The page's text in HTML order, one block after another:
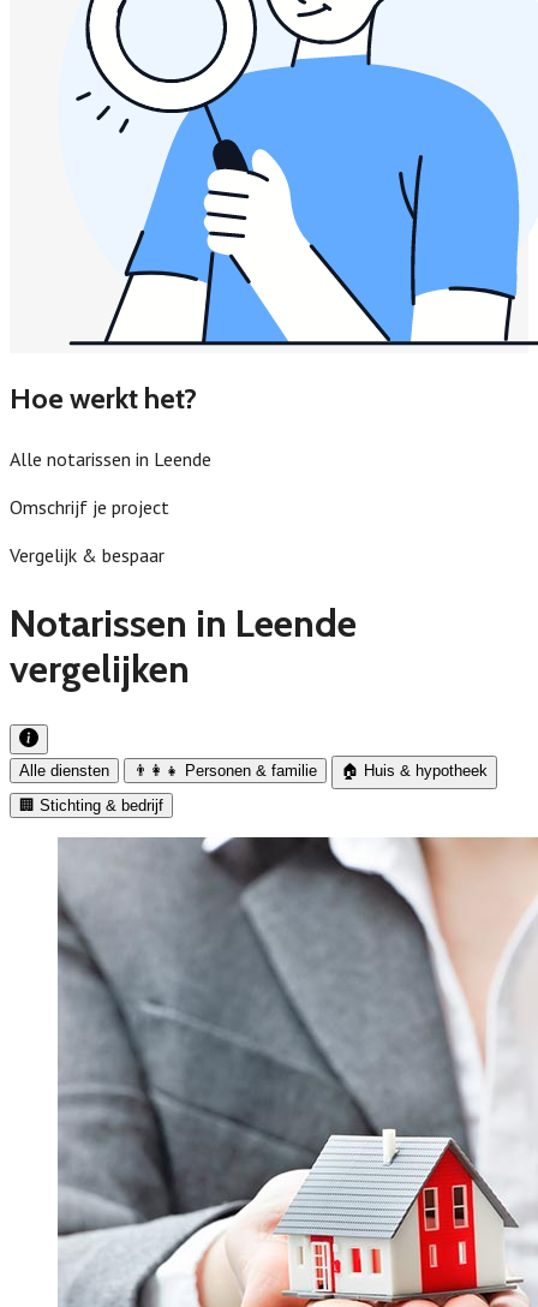
Hoe werkt het?
Alle notarissen in Leende
Omschrijf je project
Vergelijk & bespaar
Notarissen in Leende
vergelijken
Alle diensten 👨‍👩‍👧 Personen & familie
🏠 Huis & hypotheek
🏢 Stichting & bedrijf